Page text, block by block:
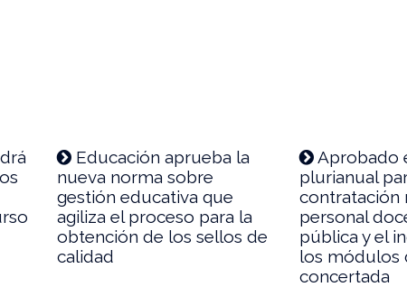
Educación aprueba la
nueva norma sobre
gestión educativa que
agiliza el proceso para la
obtención de los sellos de
calidad
Aprobado
plurianual
contratación
personal
pública y el
los módulos
concertada